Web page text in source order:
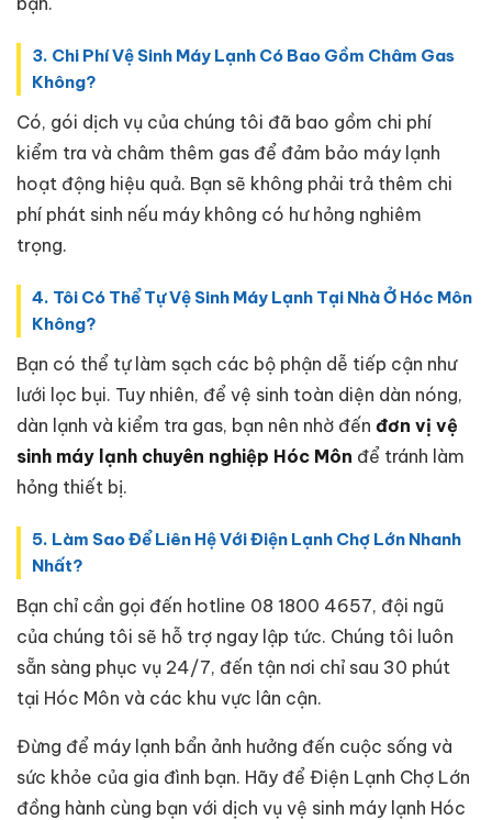
3. Chi Phí Vệ Sinh Máy Lạnh Có Bao Gồm Châm Gas
Không?
Có, gói dịch vụ của chúng tôi đã bao gồm chi phí
kiểm tra và châm thêm gas để đảm bảo máy lạnh
hoạt động hiệu quả. Bạn sẽ không phải trả thêm chi
phí phát sinh nếu máy không có hư hỏng nghiêm
trọng.
4. Tôi Có Thể Tự Vệ Sinh Máy Lạnh Tại Nhà Ở Hóc Môn
Không?
Bạn có thể tự làm sạch các bộ phận dễ tiếp cận như
lưới lọc bụi. Tuy nhiên, để vệ sinh toàn diện dàn nóng,
dàn lạnh và kiểm tra gas, bạn nên nhờ đến đơn vị vệ
sinh máy lạnh chuyên nghiệp Hóc Môn để tránh làm
hỏng thiết bị.
5. Làm Sao Để Liên Hệ Với Điện Lạnh Chợ Lớn Nhanh
Nhất?
Bạn chỉ cần gọi đến hotline 08 1800 4657, đội ngũ
của chúng tôi sẽ hỗ trợ ngay lập tức. Chúng tôi luôn
sẵn sàng phục vụ 24/7, đến tận nơi chỉ sau 30 phút
tại Hóc Môn và các khu vực lân cận.
Đừng để máy lạnh bẩn ảnh hưởng đến cuộc sống và
sức khỏe của gia đình bạn. Hãy để Điện Lạnh Chợ Lớn
đồng hành cùng bạn với dịch vụ vệ sinh máy lạnh Hóc